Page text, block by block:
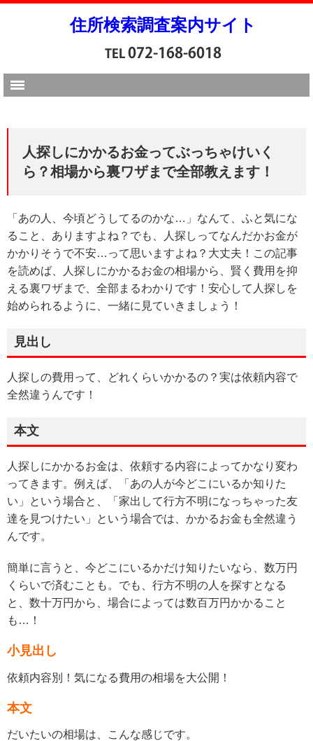
住所検索調査案内サイト
人探しにかかるお金ってぶっちゃけいく
ら？相場から裏ワザまで全部教えます！
「あの人、今頃どうしてるのかな…」なんて、ふと気にな
ること、ありますよね？でも、人探しってなんだかお金が
かかりそうで不安…って思いますよね？大丈夫！この記事
を読めば、人探しにかかるお金の相場から、賢く費用を抑
える裏ワザまで、全部まるわかりです！安心して人探しを
始められるように、一緒に見ていきましょう！
見出し
人探しの費用って、どれくらいかかるの？実は依頼内容で
全然違うんです！
本文
人探しにかかるお金は、依頼する内容によってかなり変わ
ってきます。例えば、「あの人が今どこにいるか知りた
い」という場合と、「家出して行方不明になっちゃった友
達を見つけたい」という場合では、かかるお金も全然違う
んです。
簡単に言うと、今どこにいるかだけ知りたいなら、数万円
くらいで済むことも。でも、行方不明の人を探すとなる
と、数十万円から、場合によっては数百万円かかること
も…！
小見出し
依頼内容別！気になる費用の相場を大公開！
本文
だいたいの相場は、こんな感じです。